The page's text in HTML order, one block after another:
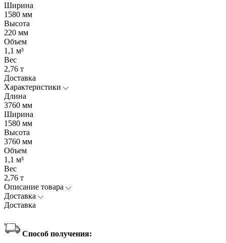
Ширина
1580 мм
Высота
220 мм
Объем
1,1 м³
Вес
2,76 т
Доставка
Характеристики
Длина
3760 мм
Ширина
1580 мм
Высота
3760 мм
Объем
1,1 м³
Вес
2,76 т
Описание товара
Доставка
Доставка
Способ получения: